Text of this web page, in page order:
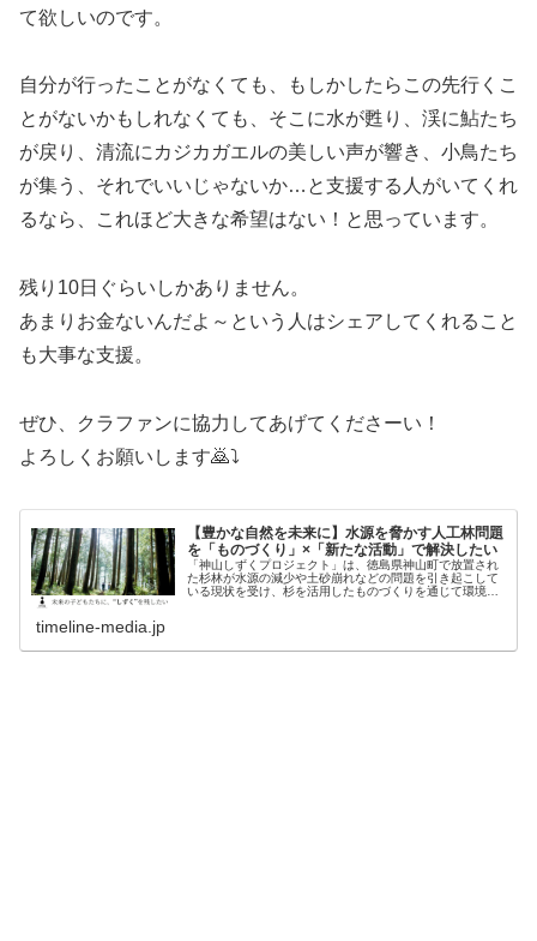
て欲しいのです。
自分が行ったことがなくても、もしかしたらこの先行くこ
とがないかもしれなくても、そこに水が甦り、渓に鮎たち
が戻り、清流にカジカガエルの美しい声が響き、小鳥たち
が集う、それでいいじゃないか…と支援する人がいてくれ
るなら、これほど大きな希望はない！と思っています。
残り10日ぐらいしかありません。
あまりお金ないんだよ～という人はシェアしてくれること
も大事な支援。
ぜひ、クラファンに協力してあげてくださーい！
よろしくお願いします🙇⤵️
【豊かな自然を未来に】水源を脅かす人工林問題
を「ものづくり」×「新たな活動」で解決したい
「神山しずくプロジェクト」は、徳島県神山町で放置され
た杉林が水源の減少や土砂崩れなどの問題を引き起こして
いる現状を受け、杉を活用したものづくりを通じて環境問
timeline-media.jp